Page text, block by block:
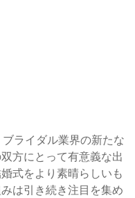
ライダル業界の新たな
方にとって有意義な出
式をより素晴らしいも
は引き続き注目を集め